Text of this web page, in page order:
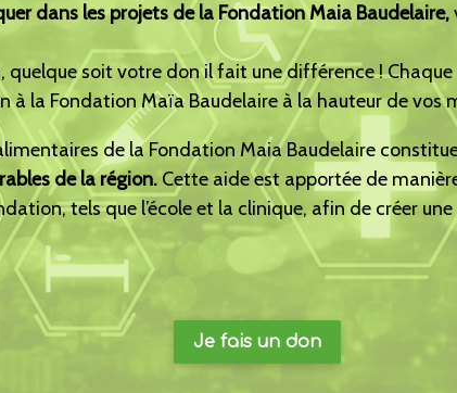
dans les projets de la Fondation Maia Baudelaire,
quelque soit votre don il fait une différence !
à la Fondation Maïa Baudelaire à la hauteur de vos
de la Fondation Maia Baudelaire
de la région.Cette aide est apportée de
tels que l’école et la clinique, afin de créer
Je fais un don